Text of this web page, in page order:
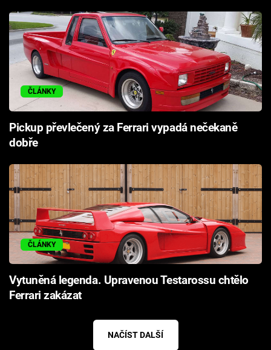
ČLÁNKY
Pickup převlečený za Ferrari vypadá nečekaně
dobře
ČLÁNKY
Vytuněná legenda. Upravenou Testarossu chtělo
Ferrari zakázat
NAČÍST DALŠÍ